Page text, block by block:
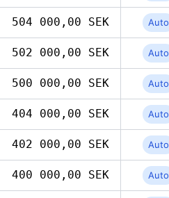
504 000,00 SEK Auto
502 000,00 SEK Auto
500 000,00 SEK Auto
404 000,00 SEK Auto
402 000,00 SEK Auto
400 000,00 SEK Auto